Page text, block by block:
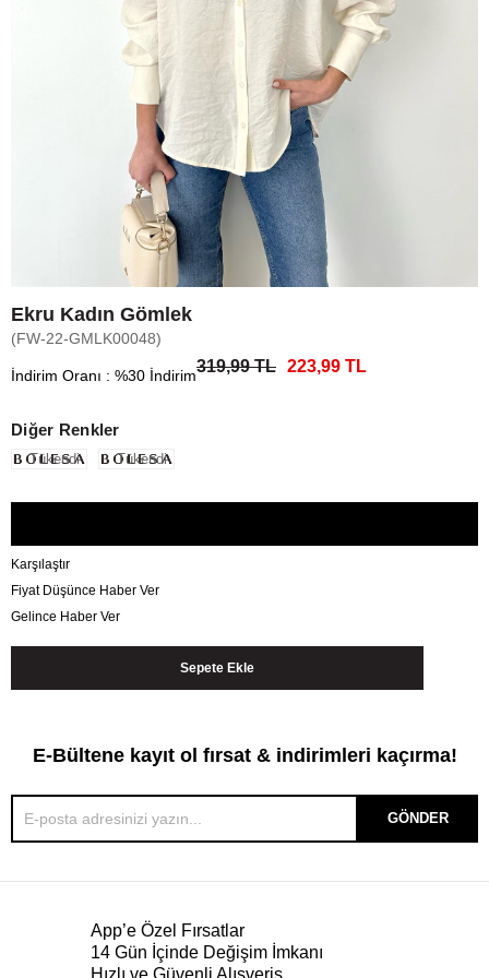
Ekru Kadın Gömlek
(FW-22-GMLK00048)
İndirim Oranı : %30 İndirim319,99 TL 223,99 TL
Diğer Renkler
Tükendi Tükendi
Karşılaştır
Fiyat Düşünce Haber Ver
Gelince Haber Ver
E-Bültene kayıt ol fırsat & indirimleri kaçırma!
GÖNDER
App’e Özel Fırsatlar
14 Gün İçinde Değişim İmkanı
Hızlı ve Güvenli Alışveriş